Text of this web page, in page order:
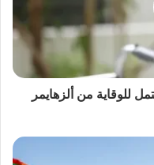
للوقاية من ألزهايمر